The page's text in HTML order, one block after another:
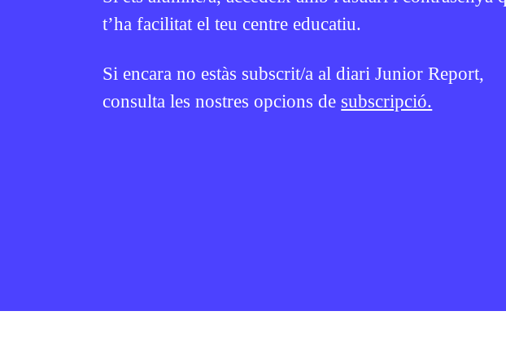
t’ha facilitat el teu centre educatiu.
Si encara no estàs subscrit/a al diari Junior Report,
consulta les nostres opcions de subscripció.